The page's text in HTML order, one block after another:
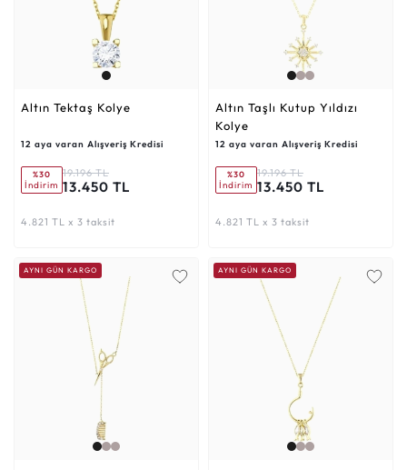
Altın Tektaş Kolye
12 aya varan Alışveriş Kredisi
%30
İndirim
19.196 TL
13.450 TL
4.821 TL x 3 taksit
Altın Taşlı Kutup Yıldızı
Kolye
12 aya varan Alışveriş Kredisi
%30
İndirim
19.196 TL
13.450 TL
4.821 TL x 3 taksit
AYNI GÜN KARGO AYNI GÜN KARGO